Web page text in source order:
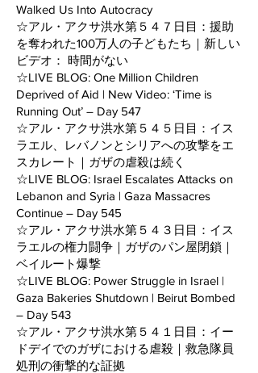
Walked Us Into Autocracy
☆アル・アクサ洪水第５４７日目：援助
を奪われた100万人の子どもたち｜新しい
ビデオ： 時間がない
☆LIVE BLOG: One Million Children
Deprived of Aid | New Video: ‘Time is
Running Out’ – Day 547
☆アル・アクサ洪水第５４５日目：イス
ラエル、レバノンとシリアへの攻撃をエ
スカレート｜ガザの虐殺は続く
☆LIVE BLOG: Israel Escalates Attacks on
Lebanon and Syria | Gaza Massacres
Continue – Day 545
☆アル・アクサ洪水第５４３日目：イス
ラエルの権力闘争｜ガザのパン屋閉鎖｜
ベイルート爆撃
☆LIVE BLOG: Power Struggle in Israel |
Gaza Bakeries Shutdown | Beirut Bombed
– Day 543
☆アル・アクサ洪水第５４１日目：イー
ドデイでのガザにおける虐殺｜救急隊員
処刑の衝撃的な証拠